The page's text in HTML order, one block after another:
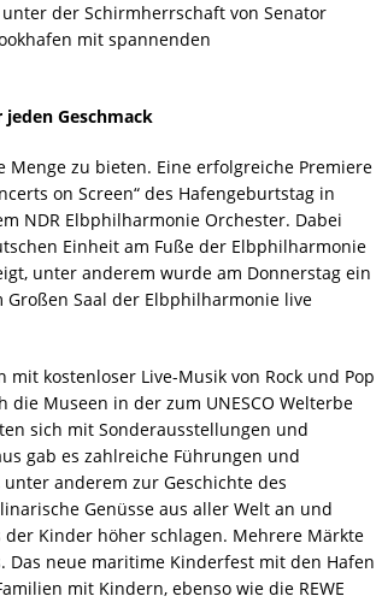
der Schirmherrschaft von Senator
mit spannenden
Geschmack
zu bieten. Eine erfolgreiche Premiere
on Screen“ des Hafengeburtstag in
NDR Elbphilharmonie Orchester. Dabei
Einheit am Fuße der Elbphilharmonie
unter anderem wurde am Donnerstag ein
Saal der Elbphilharmonie live
kostenloser Live-Musik von Rock und Pop
die Museen in der zum UNESCO Welterbe
sich mit Sonderausstellungen und
gab es zahlreiche Führungen und
anderem zur Geschichte des
Genüsse aus aller Welt an und
Kinder höher schlagen. Mehrere Märkte
neue maritime Kinderfest mit den Hafen
mit Kindern, ebenso wie die REWE